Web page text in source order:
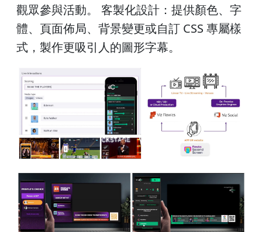
觀眾參與活動。 客製化設計：提供顏色、字
體、頁面佈局、背景變更或自訂 CSS 專屬樣
式，製作更吸引人的圖形字幕。